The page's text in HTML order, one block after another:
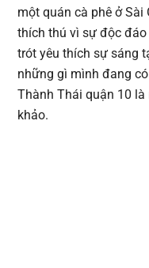
một quán cà phê ở Sài
thích thú vì sự độc
trót yêu thích sự sáng
những gì mình đang
Thành Thái quận 10
khảo.